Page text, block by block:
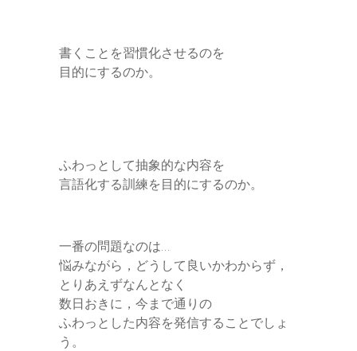
書くことを習慣化させるのを
目的にするのか。
ふわっとして抽象的な内容を
言語化する訓練を目的にするのか。
一番の問題なのは…
悩みながら，どうして良いかわからず，
とりあえずなんとなく
数日おきに，今まで通りの
ふわっとした内容を発信することでしょ
う。